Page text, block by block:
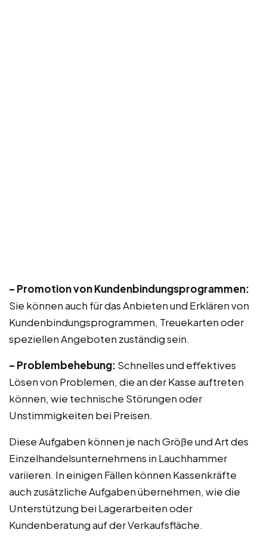
– Promotion von Kundenbindungsprogrammen:
Sie können auch für das Anbieten und Erklären von
Kundenbindungsprogrammen, Treuekarten oder
speziellen Angeboten zuständig sein.
– Problembehebung: Schnelles und effektives
Lösen von Problemen, die an der Kasse auftreten
können, wie technische Störungen oder
Unstimmigkeiten bei Preisen.
Diese Aufgaben können je nach Größe und Art des
Einzelhandelsunternehmens in Lauchhammer
variieren. In einigen Fällen können Kassenkräfte
auch zusätzliche Aufgaben übernehmen, wie die
Unterstützung bei Lagerarbeiten oder
Kundenberatung auf der Verkaufsfläche.